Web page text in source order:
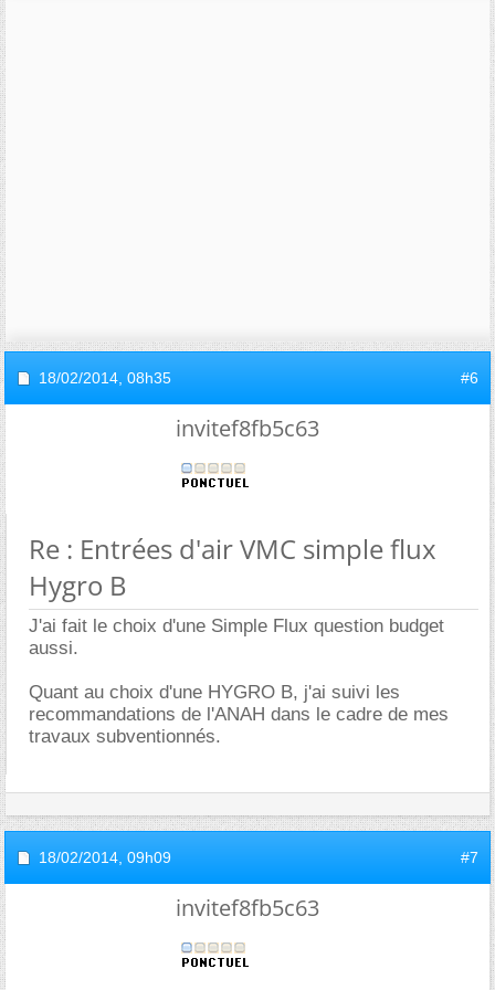
18/02/2014, 08h35 #6
invitef8fb5c63
Re : Entrées d'air VMC simple flux
Hygro B
J'ai fait le choix d'une Simple Flux question budget
aussi.
Quant au choix d'une HYGRO B, j'ai suivi les
recommandations de l'ANAH dans le cadre de mes
travaux subventionnés.
18/02/2014, 09h09 #7
invitef8fb5c63